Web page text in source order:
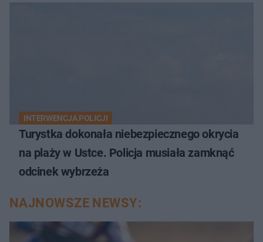
INTERWENCJA POLICJI
Turystka dokonała niebezpiecznego okrycia
na plaży w Ustce. Policja musiała zamknąć
odcinek wybrzeża
NAJNOWSZE NEWSY: